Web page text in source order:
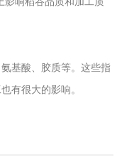
基酸、胶质等。这些指
有很大的影响。
微生物菌剂检测